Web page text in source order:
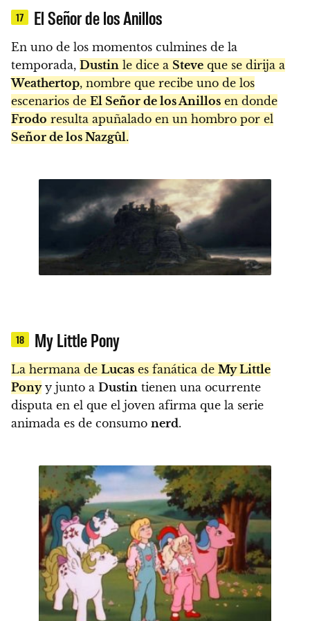
17 El Señor de los Anillos
En uno de los momentos culmines de la
temporada, Dustin le dice a Steve que se dirija a
Weathertop, nombre que recibe uno de los
escenarios de El Señor de los Anillos en donde
Frodo resulta apuñalado en un hombro por el
Señor de los Nazgûl.
18 My Little Pony
La hermana de Lucas es fanática de My Little
Ponyy junto a Dustin tienen una ocurrente
disputa en el que el joven afirma que la serie
animada es de consumo nerd.